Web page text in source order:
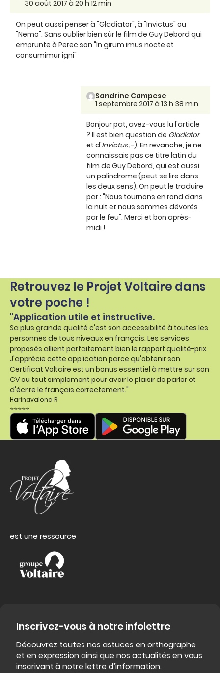
30 août 2017 à 20 h 12 min
On peut aussi penser à "Gladiator", à "Invictus" ou
"Nemo". Sans oublier bien sûr le film de Guy Debord qui
emprunte à Perec son "In girum imus nocte et
consumimur igni"
Sandrine Campese
1 septembre 2017 à 13 h 38 min
Bonjour pat, avez-vous lu l'article
? Il est bien question de Gladiator
et d'Invictus;-). En revanche, je ne
connaissais pas ce titre latin du
film de Guy Debord, qui est aussi
un palindrome (peut se lire dans
les deux sens). On peut le traduire
par : "Nous tournons en rond dans
la nuit et nous sommes dévorés
par le feu". Merci et bon après-
midi !
Retrouvez le Projet Voltaire dans
votre poche !
"Application utile et instructive.
Sa plus grande qualité c'est son accessibilité à toutes les
personnes de tous niveaux en français. Les services
proposés allient parfaitement bien le rapport qualité-prix.
J'apprécie cette application parce qu'obtenir son
Certificat Voltaire est un bonus essentiel à mettre sur son
CV ou tout simplement pour avoir le plaisir de parler et
d'écrire le français correctement."
Harinavalona R
⭐⭐⭐⭐⭐
est une ressource
Inscrivez-vous à notre infolettre
Découvrez toutes nos astuces en orthographe
et en expression ainsi que nos actualités en vous
inscrivant à notre lettre d’information.